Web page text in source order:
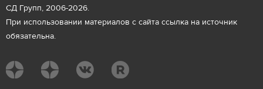
СД Групп, 2006-2026.
При использовании материалов с сайта ссылка на источник
обязательна.